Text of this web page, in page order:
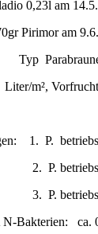
0,23l am
Pirimor am
Ø 580
- 50% N
ohne N
Bakterien: ca.